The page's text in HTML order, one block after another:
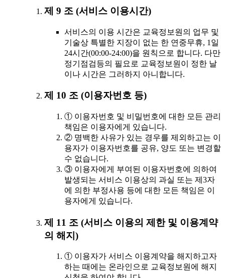
제 9 조 (서비스 이용시간)
서비스의 이용 시간은 교육정보원의 업무 및
기술상 특별한 지장이 없는 한 연중무휴, 1일
24시간(00:00-24:00)을 원칙으로 합니다. 다만
정기점검등의 필요로 교육정보원이 정한 날
이나 시간은 그러하지 아니합니다.
제 10 조 (이용자번호 등)
① 이용자번호 및 비밀번호에 대한 모든 관리
책임은 이용자에게 있습니다.
② 명백한 사유가 있는 경우를 제외하고는 이
용자가 이용자번호를 공유, 양도 또는 변경할
수 없습니다.
③ 이용자에게 부여된 이용자번호에 의하여
발생되는 서비스 이용상의 과실 또는 제3자
에 의한 부정사용 등에 대한 모든 책임은 이
용자에게 있습니다.
제 11 조 (서비스 이용의 제한 및 이용계약
의 해지)
① 이용자가 서비스 이용계약을 해지하고자
하는 때에는 온라인으로 교육정보원에 해지